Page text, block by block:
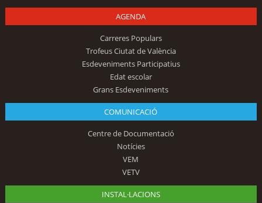
AGENDA
Carreres Populars
Trofeus Ciutat de València
Esdeveniments Participatius
Edat escolar
Grans Esdeveniments
COMUNICACIÓ
Centre de Documentació
Notícies
VEM
VETV
INSTAL·LACIONS